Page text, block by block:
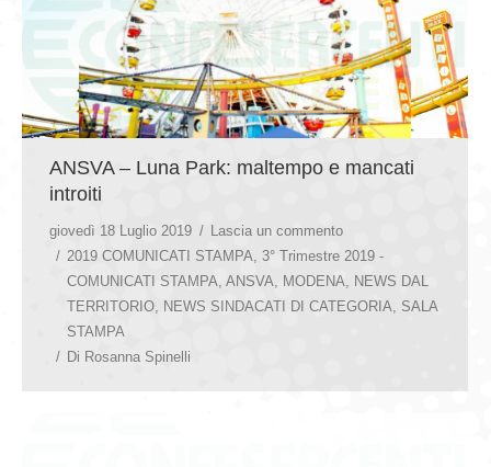
ANSVA – Luna Park: maltempo e mancati
introiti
giovedì 18 Luglio 2019
Lascia un commento
2019 COMUNICATI STAMPA
3° Trimestre 2019 -
COMUNICATI STAMPA ANSVA MODENA
NEWS DAL
TERRITORIO
NEWS SINDACATI DI CATEGORIA
SALA
STAMPA
Di Rosanna Spinelli